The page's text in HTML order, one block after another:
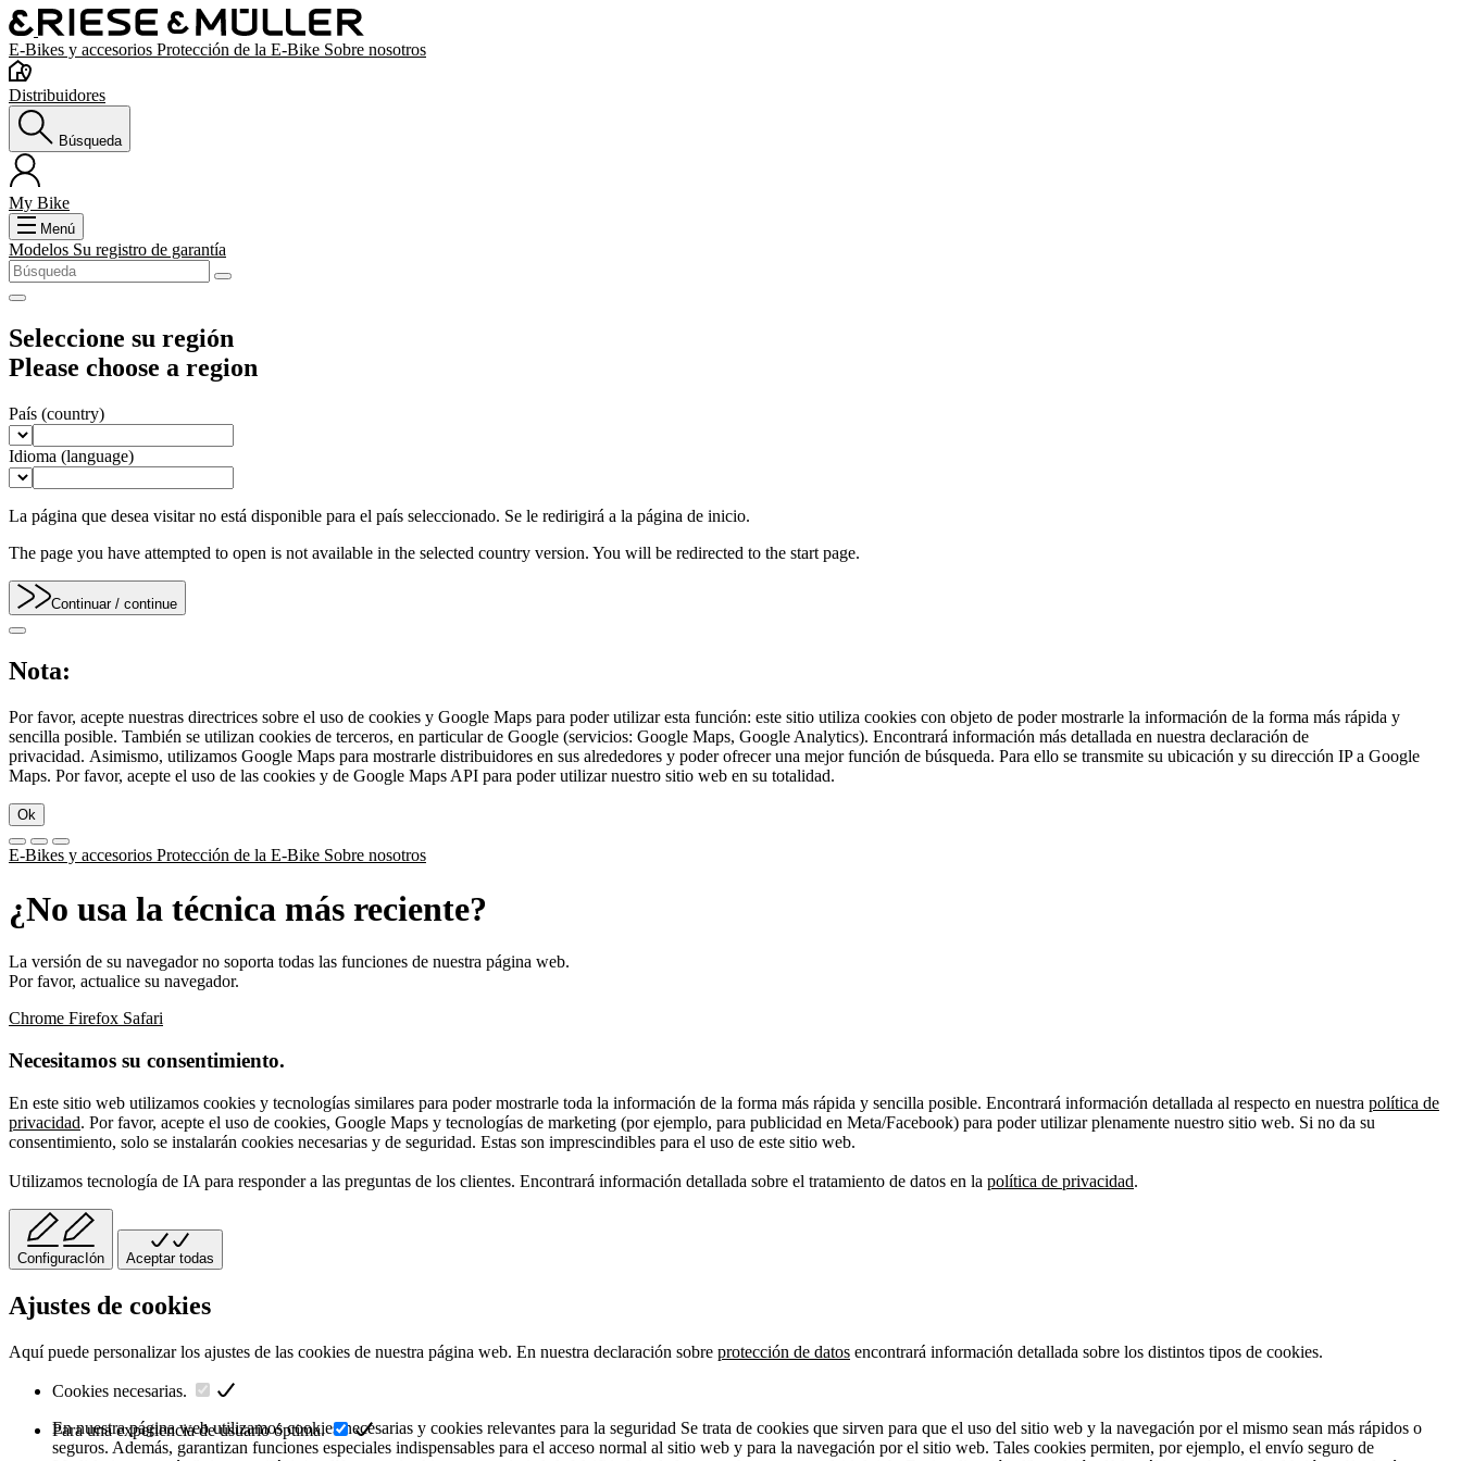
E-Bikes y accesorios Protección de la E-Bike Sobre nosotros
Distribuidores
Búsqueda
My Bike
Menú
Modelos Su registro de garantía
Seleccione su región
Please choose a region
País (country)
Idioma (language)
La página que desea visitar no está disponible para el país seleccionado. Se le redirigirá a la página de inicio.
The page you have attempted to open is not available in the selected country version. You will be redirected to the start page.
Continuar / continue
Nota:
Por favor, acepte nuestras directrices sobre el uso de cookies y Google Maps para poder utilizar esta función: este sitio utiliza cookies con objeto de poder mostrarle la información de la forma más rápida y
sencilla posible. También se utilizan cookies de terceros, en particular de Google (servicios: Google Maps, Google Analytics). Encontrará información más detallada en nuestra declaración de
privacidad. Asimismo, utilizamos Google Maps para mostrarle distribuidores en sus alrededores y poder ofrecer una mejor función de búsqueda. Para ello se transmite su ubicación y su dirección IP a Google
Maps. Por favor, acepte el uso de las cookies y de Google Maps API para poder utilizar nuestro sitio web en su totalidad.
Ok
E-Bikes y accesorios Protección de la E-Bike Sobre nosotros
¿No usa la técnica más reciente?
La versión de su navegador no soporta todas las funciones de nuestra página web.
Por favor, actualice su navegador.
Chrome Firefox Safari
Necesitamos su consentimiento.
En este sitio web utilizamos cookies y tecnologías similares para poder mostrarle toda la información de la forma más rápida y sencilla posible. Encontrará información detallada al respecto en nuestra política de
privacidad. Por favor, acepte el uso de cookies, Google Maps y tecnologías de marketing (por ejemplo, para publicidad en Meta/Facebook) para poder utilizar plenamente nuestro sitio web. Si no da su
consentimiento, solo se instalarán cookies necesarias y de seguridad. Estas son imprescindibles para el uso de este sitio web.
Utilizamos tecnología de IA para responder a las preguntas de los clientes. Encontrará información detallada sobre el tratamiento de datos en la política de privacidad.
ConfiguracIón Aceptar todas
Ajustes de cookies
Aquí puede personalizar los ajustes de las cookies de nuestra página web. En nuestra declaración sobre protección de datos encontrará información detallada sobre los distintos tipos de cookies.
Cookies necesarias.
En nuestra página web utilizamos cookies necesarias y cookies relevantes para la seguridad Se trata de cookies que sirven para que el uso del sitio web y la navegación por el mismo sean más rápidos o
seguros. Además, garantizan funciones especiales indispensables para el acceso normal al sitio web y para la navegación por el sitio web. Tales cookies permiten, por ejemplo, el envío seguro de
Para una experiencia de usuario óptima.